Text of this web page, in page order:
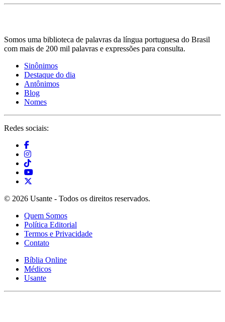
Somos uma biblioteca de palavras da língua portuguesa do Brasil
com mais de 200 mil palavras e expressões para consulta.
Sinônimos
Destaque do dia
Antônimos
Blog
Nomes
Redes sociais:
© 2026 Usante - Todos os direitos reservados.
Quem Somos
Política Editorial
Termos e Privacidade
Contato
Bíblia Online
Médicos
Usante